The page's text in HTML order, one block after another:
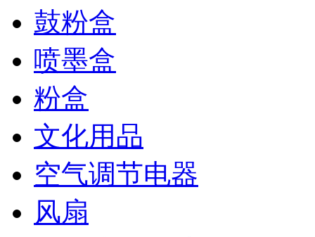
鼓粉盒
喷墨盒
粉盒
文化用品
空气调节电器
风扇